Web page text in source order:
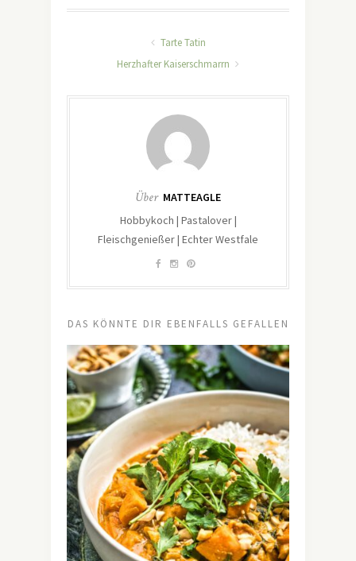
Tarte Tatin
Herzhafter Kaiserschmarrn
Über MATTEAGLE
Hobbykoch | Pastalover |
Fleischgenießer | Echter Westfale
DAS KÖNNTE DIR EBENFALLS GEFALLEN